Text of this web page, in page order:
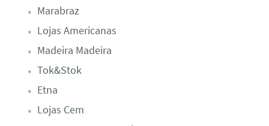
Marabraz
Lojas Americanas
Madeira Madeira
Tok&Stok
Etna
Lojas Cem